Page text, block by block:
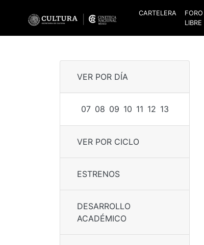
CARTELERA
LIBRE
VER POR DÍA
07 08 09 10 11 12 13
VER POR CICLO
ESTRENOS
DESARROLLO
ACADÉMICO